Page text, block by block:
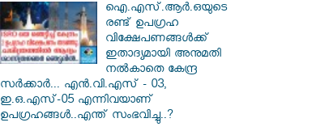
ഐ.എസ്.ആർ.ഒയുടെ
രണ്ട് ഉപഗ്രഹ
വിക്ഷേപണങ്ങൾക്ക്
ഇതാദ്യമായി അനുമതി
നൽകാതെ കേന്ദ്ര
സർക്കാർ... എൻ.വി.എസ് - 03,
ഇ.ഒ.എസ്-05 എന്നിവയാണ്
ഉപഗ്രഹങ്ങൾ..എന്ത് സംഭവിച്ചു..?